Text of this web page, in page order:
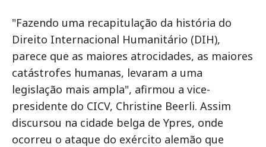
"Fazendo uma recapitulação da história do
Direito Internacional Humanitário (DIH),
parece que as maiores atrocidades, as maiores
catástrofes humanas, levaram a uma
legislação mais ampla", afirmou a vice-
presidente do CICV, Christine Beerli. Assim
discursou na cidade belga de Ypres, onde
ocorreu o ataque do exército alemão que